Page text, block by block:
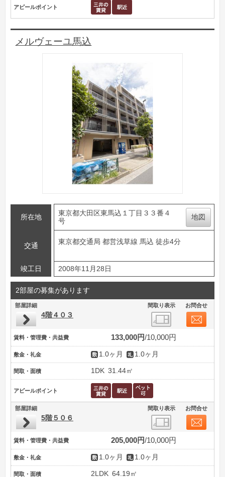
アピールポイント
メルヴェーユ馬込
所在地
東京都大田区東馬込１丁目３３番４
号
地図
交通
東京都交通局 都営浅草線 馬込 徒歩4分
竣工日 2008年11月28日
2部屋の募集があります
部屋詳細 間取り表示 お問合せ
4階４０３
賃料・管理費・共益費 133,000円 10,000円
敷金・礼金 1.0ヶ月 1.0ヶ月
間取・面積 1DK 31.44㎡
アピールポイント
部屋詳細 間取り表示 お問合せ
5階５０６
賃料・管理費・共益費 205,000円 10,000円
敷金・礼金 1.0ヶ月 1.0ヶ月
間取・面積 2LDK 64.19㎡